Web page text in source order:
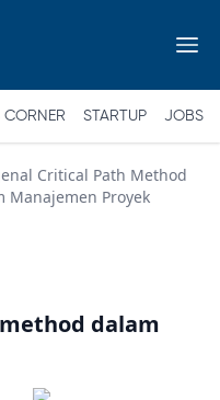
CORNER STARTUP JOBS
Critical Path Method
Manajemen Proyek
dalam